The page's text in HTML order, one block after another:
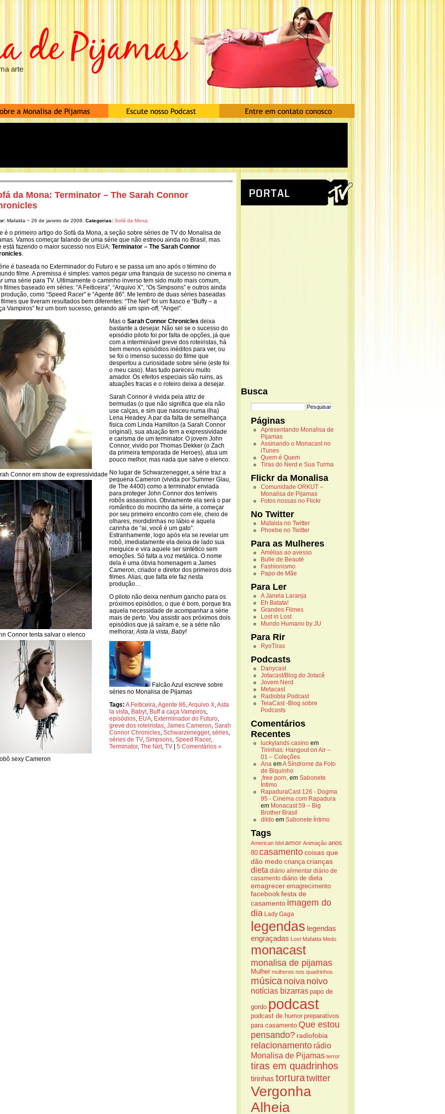
arte
da Mona: Terminator – The Sarah Connor
Mafalda ~ 26 de janeiro de 2008. Categorias: Sofá da Mona
é o primeiro artigo do Sofá da Mona, a seção sobre séries de TV do Monalisa de
Vamos começar falando de uma série que não estreou ainda no Brasil, mas
está fazendo o maior sucesso nos EUA: Terminator – The Sarah Connor
.
é baseada no Exterminador do Futuro e se passa um ano após o término do
filme. A premissa é simples: vamos pegar uma franquia de sucesso no cinema e
uma série para TV. Ultimamente o caminho inverso tem sido muito mais comum,
filmes baseado em séries: “A Feiticeira”, “Arquivo X”, “Os Simpsons” e outros ainda
como “Speed Racer” e “Agente 86″. Me lembro de duas séries baseadas
que tiveram resultados bem diferentes: “The Net” foi um fiasco e “Buffy – a
Vampiros” fez um bom sucesso, gerando até um spin-off, “Angel”.
Connor em show de expressividade
Connor tenta salvar o elenco
sexy Cameron
Mas o Sarah Connor Chronicles deixa
bastante a desejar. Não sei se o sucesso do
episódio piloto foi por falta de opções, já que
com a interminável greve dos roteiristas, há
bem menos episódios inéditos para ver, ou
se foi o imenso sucesso do filme que
despertou a curiosidade sobre série (este foi
o meu caso). Mas tudo pareceu muito
amador. Os efeitos especiais são ruins, as
atuações fracas e o roteiro deixa a desejar.
Sarah Connor é vivida pela atriz de
bermudas (o que não significa que ela não
use calças, e sim que nasceu numa ilha)
Lena Headey. A par da falta de semelhança
física com Linda Hamilton (a Sarah Connor
original), sua atuação tem a expressividade
e carisma de um terminator. O jovem John
Connor, vivido por Thomas Dekker (o Zach
da primeira temporada de Heroes), atua um
pouco melhor, mas nada que salve o elenco.
No lugar de Schwarzenegger, a série traz a
pequena Cameron (vivida por Summer Glau,
de The 4400) como a terminator enviada
para proteger John Connor dos terríveis
robôs assassinos. Obviamente ela será o par
romântico do mocinho da série, a começar
por seu primeiro encontro com ele, cheio de
olhares, mordidinhas no lábio e aquela
carinha de “ai, você é um gato”.
Estranhamente, logo após ela se revelar um
robô, imediatamente ela deixa de lado sua
meiguice e vira aquele ser sintético sem
emoções. Só falta a voz metálica. O nome
dela é uma óbvia homenagem a James
Cameron, criador e diretor dos primeiros dois
filmes. Alias, que falta ele faz nesta
produção…
O piloto não deixa nenhum gancho para os
próximos episódios, o que é bom, porque tira
aquela necessidade de acompanhar a série
mais de perto. Vou assistir aos próximos dois
episódios que já saíram e, se a série não
melhorar,Asta la vista, Baby!
Falcão Azul escreve sobre
séries no Monalisa de Pijamas
Tags: A Feiticeira,Agente 86,Arquivo X,Asta
la vista, Baby!, Buff a caça Vampiros,
episódios, EUA, Exterminador do Futuro,
greve dos roteiristas, James Cameron, Sarah
Connor Chronicles, Schwarzenegger, séries,
séries de TV, Simpsons, Speed Racer,
Terminator, The Net, TV 5 Comentários »
Busca
Páginas
Apresentando Monalisa de
Pijamas
Assinando o Monacast no
iTunes
Quem é Quem
Tiras do Nerd e Sua Turma
Flickr da Monalisa
Comunidade ORKUT –
Monalisa de Pijamas
Fotos nossas no Flickr
No Twitter
Mafalda no Twitter
Phoebe no Twitter
Para as Mulheres
Amélias ao avesso
Bulle de Beauté
Fashionismo
Papo de Mãe
Para Ler
A Janela Laranja
Eh Batata!
Grandes Filmes
Lost in Lost
Mundo Humano by JU
Para Rir
RyoTiras
Podcasts
Danycast
Jotacast/Blog do Jotacê
Jovem Nerd
Metacast
Radiobla Podcast
TeiaCast -Blog sobre
Podcasts
Comentários
Recentes
luckylands casino em
Tirinhas: Hangout on Air –
01 – Coleções
Ana emA Síndrome da Foto
de Biquinho
,free porn, em Sabonete
Íntimo
RapaduraCast 126 - Dogma
95 - Cinema com Rapadura
em Monacast 59 – Big
Brother Brasil
dildo em Sabonete Íntimo
Tags
American Idol amor Animação anos
80 casamentocoisas que
dão medo criança crianças
dieta diário alimentar diário de
casamento diário de dieta
emagrecer emagrecimento
facebookfesta de
casamento imagem do
dia Lady Gaga
legendas legendas
engraçadas Lost Mafalda Medo
monacast
monalisa de pijamas
Mulher mulheres nos quadrinhos
música noiva noivo
notícias bizarras papo de
gordo podcast
podcast de humor preparativos
para casamento Que estou
pensando? radiofobia
relacionamento rádio
Monalisa de Pijamas terror
tiras em quadrinhos
tirinhas torturatwitter
Vergonha
Alheia